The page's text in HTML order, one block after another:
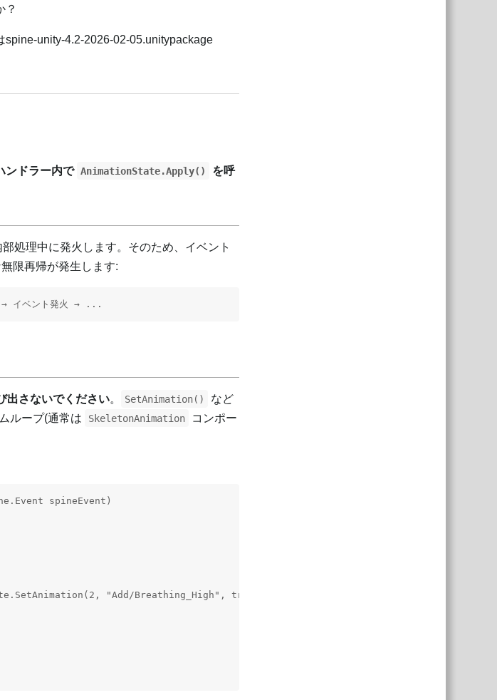
？
unity-4.2-2026-02-05.unitypackage
ンドラー内で AnimationState.Apply()
を呼
部処理中に発火します。そのため、イベント
限再帰が発生します:
イベント発火 → ...
出さないでください。 SetAnimation()
など
ループ(通常は SkeletonAnimation
コンポー
spineEvent)
"Add/Breathing_High", true);